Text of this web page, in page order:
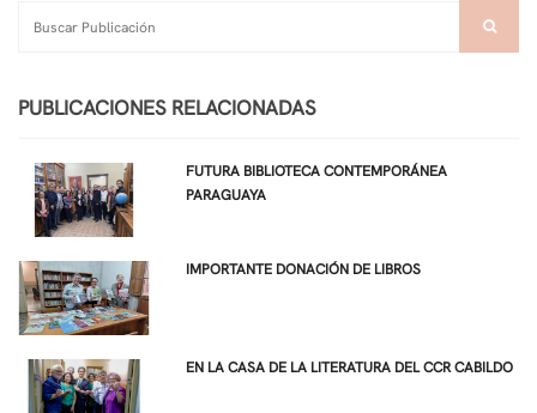
PUBLICACIONES RELACIONADAS
FUTURA BIBLIOTECA CONTEMPORÁNEA
PARAGUAYA
IMPORTANTE DONACIÓN DE LIBROS
EN LA CASA DE LA LITERATURA DEL CCR CABILDO